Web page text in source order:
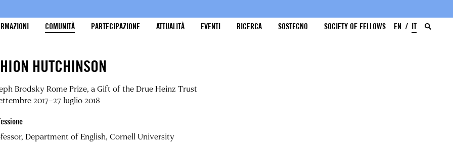
COMUNITÀ PARTECIPAZIONE ATTUALITÀ EVENTI RICERCA SOSTEGNO SOCIETY OF FELLOWS EN IT
HUTCHINSON
Brodsky Rome Prize, a Gift of the Drue Heinz Trust
2017–27 luglio 2018
Department of English, Cornell University